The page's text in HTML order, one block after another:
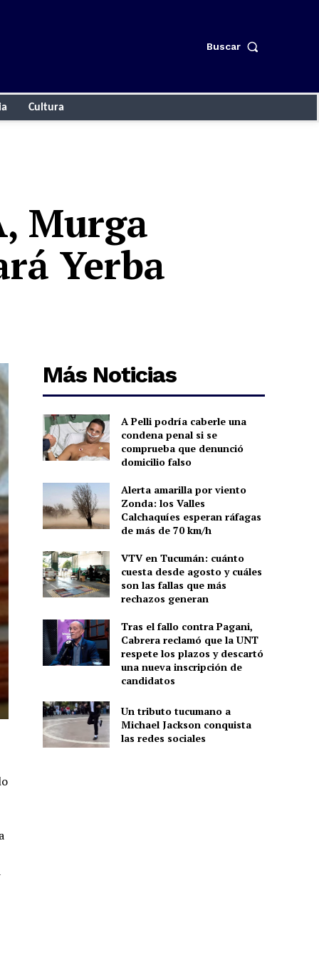
Buscar
Cultura
Murga
Yerba
Más Noticias
A Pelli podría caberle una
condena penal si se
comprueba que denunció
domicilio falso
Alerta amarilla por viento
Zonda: los Valles
Calchaquíes esperan ráfagas
de más de 70 km/h
VTV en Tucumán: cuánto
cuesta desde agosto y cuáles
son las fallas que más
rechazos generan
Tras el fallo contra Pagani,
Cabrera reclamó que la UNT
respete los plazos y descartó
una nueva inscripción de
candidatos
Un tributo tucumano a
Michael Jackson conquista
las redes sociales